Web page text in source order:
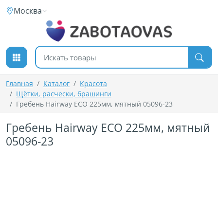
К содержимому
Москва
Поиск товаров
Главная Каталог
Красота
Щётки, расчески, брашинги
Гребень Hairway ECO 225мм, мятный 05096-23
Гребень Hairway ECO 225мм, мятный
05096-23